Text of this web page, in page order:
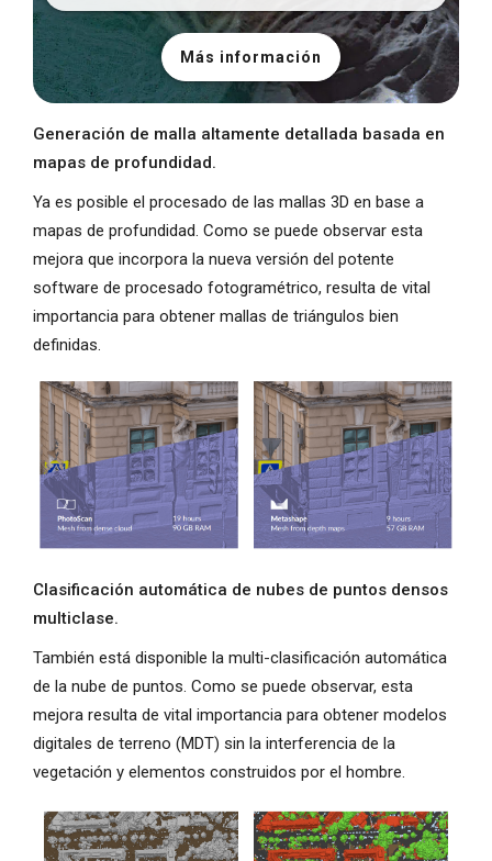
Más información
Generación de malla altamente detallada basada en
mapas de profundidad.
Ya es posible el procesado de las mallas 3D en base a
mapas de profundidad. Como se puede observar esta
mejora que incorpora la nueva versión del potente
software de procesado fotogramétrico, resulta de vital
importancia para obtener mallas de triángulos bien
definidas.
Clasificación automática de nubes de puntos densos
multiclase.
También está disponible la multi-clasificación automática
de la nube de puntos. Como se puede observar, esta
mejora resulta de vital importancia para obtener modelos
digitales de terreno (MDT) sin la interferencia de la
vegetación y elementos construidos por el hombre.